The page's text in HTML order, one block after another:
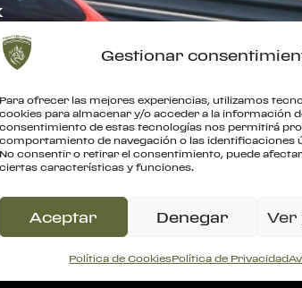
Gestionar
Para ofrecer las mejores experiencias, utilizamos
cookies para almacenar y/o acceder a la información
consentimiento de estas tecnologías nos permitirá
comportamiento de navegación o las identificaciones
No consentir o retirar el consentimiento, puede
ciertas características y funciones.
Aceptar Denegar Ver
Política de CookiesPolítica de Privacidad
Política de Devolución